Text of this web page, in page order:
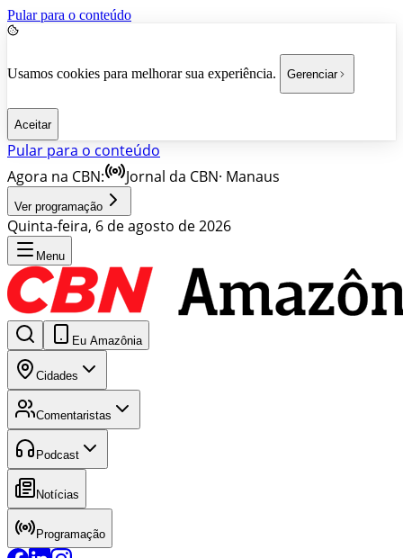
Pular para o conteúdo
Usamos cookies para melhorar sua experiência. Gerenciar
Aceitar
Pular para o conteúdo
Agora na CBN:
Jornal da CBN· Manaus
Ver programação
Quinta-feira, 6 de agosto de 2026
Menu
Eu Amazônia
Cidades
Comentaristas
Podcast
Notícias
Programação